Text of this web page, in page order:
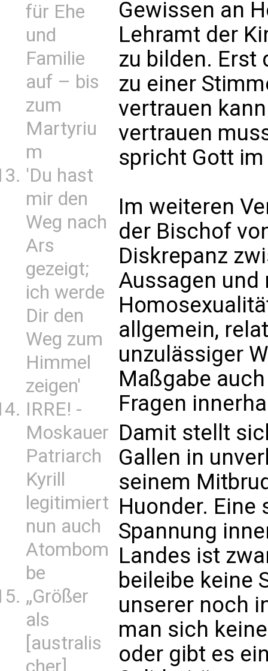
für Ehe
und
Familie
auf – bis
zum
Martyriu
m
'Du hast
mir den
Weg nach
Ars
gezeigt;
ich werde
Dir den
Weg zum
Himmel
zeigen'
IRRE! -
Moskauer
Patriarch
Kyrill
legitimiert
nun auch
Atombom
be
„Größer
als
[australis
cher]
Gewissen an
Lehramt der
zu bilden. Erst
zu einer
vertrauen
vertrauen
spricht Gott
Im weiteren
der Bischof
Diskrepanz
Aussagen und
allgemein,
unzulässiger
Maßgabe
Fragen
Damit stellt
Gallen in
seinem
Huonder. Eine
Spannung
Landes ist
beileibe keine
unserer noch
man sich
oder gibt es